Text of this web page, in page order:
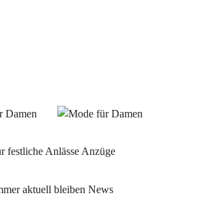
Für festliche Anlässe
Anzüge
Immer aktuell bleiben
News